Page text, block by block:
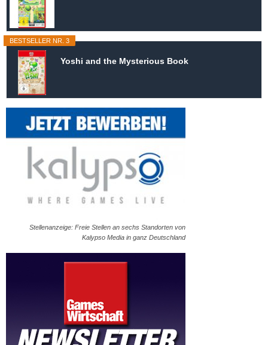
BESTSELLER NR. 3
Yoshi and the Mysterious Book
Stellenanzeige: Freie Stellen an sechs Standorten von
Kalypso Media in ganz Deutschland